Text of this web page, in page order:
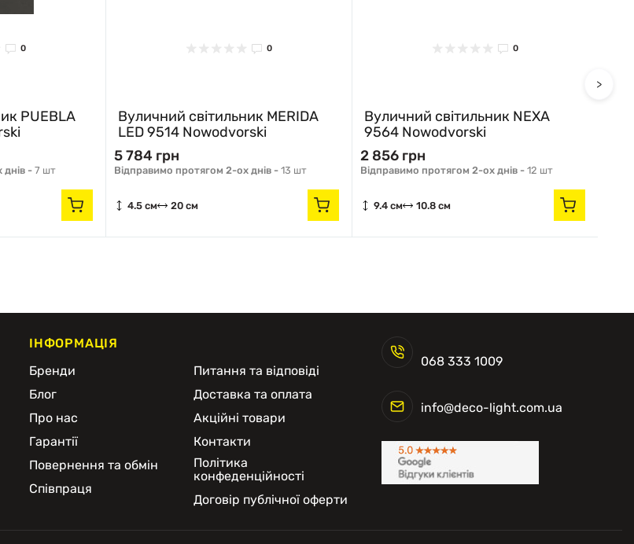
0
PUEBLA
днів -7 шт
0
Вуличний світильник MERIDA
LED 9514 Nowodvorski
5 784 грн
Відправимо протягом 2-ох днів - 13 шт
4.5 см 20 см
0
Вуличний світильник NEXA
9564 Nowodvorski
2 856 грн
Відправимо протягом 2-ох днів - 12 шт
9.4 см 10.8 см
>
ІНФОРМАЦІЯ
Бренди
Блог
Про нас
Гарантії
Повернення та обмін
Співпраця
Питання та відповіді
Доставка та оплата
Акційні товари
Контакти
Політика
конфеденційності
Договір публічної оферти
068 333 1009
info@deco-light.com.ua